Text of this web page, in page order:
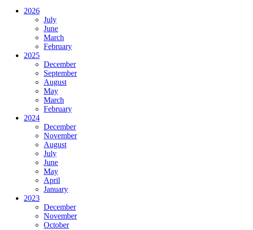
2026
July
June
March
February
2025
December
September
August
May
March
February
2024
December
November
August
July
June
May
April
January
2023
December
November
October